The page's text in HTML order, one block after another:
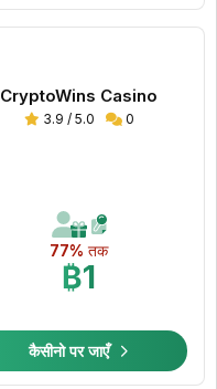
CryptoWins Casino
3.9 / 5.0 0
77% तक
₿1
कैसीनो पर जाएँ